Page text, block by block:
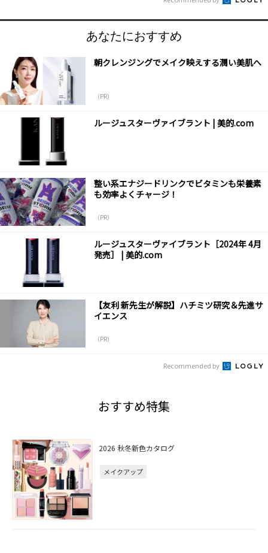
あなたにおすすめ
朝クレンジングでメイク映えする潤い美肌へ
（PR）
ルージュスターヴァイブラント | 美的.com
整い系エナジードリンクでビタミンも栄養素
も効率よくチャージ！
（PR）
ルージュスターヴァイブラント［2024年 4月
発売］ | 美的.com
【友利 新先生が解説】ハチミツ研究＆先進サ
イエンス
（PR）
Recommended by
おすすめ特集
2026 秋冬新色カタログ
メイクアップ